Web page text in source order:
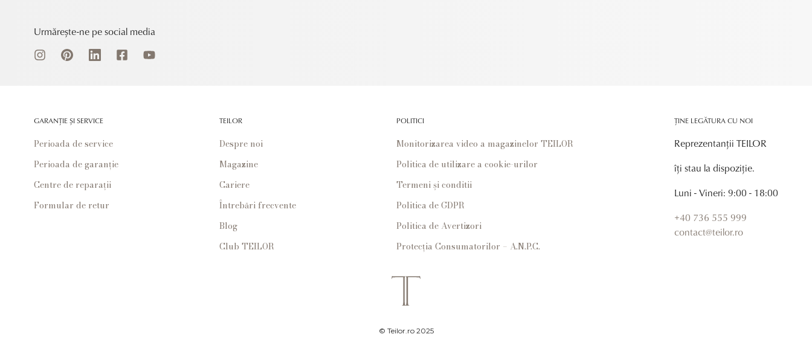
Urmărește-ne pe social media
GARANȚIE ȘI SERVICE
Perioada de service
Perioada de garanție
Centre de reparații
Formular de retur
TEILOR
Despre noi
Magazine
Cariere
Întrebări frecvente
Blog
Club TEILOR
POLITICI
Monitorizarea video a magazinelor TEILOR
Politica de utilizare a cookie-urilor
Termeni și conditii
Politica de GDPR
Politica de Avertizori
Protecția Consumatorilor – A.N.P.C.
ȚINE LEGĂTURA CU NOI
Reprezentanții TEILOR
îți stau la dispoziție.
Luni - Vineri: 9:00 - 18:00
+40 736 555 999
contact@teilor.ro
© Teilor.ro 2025